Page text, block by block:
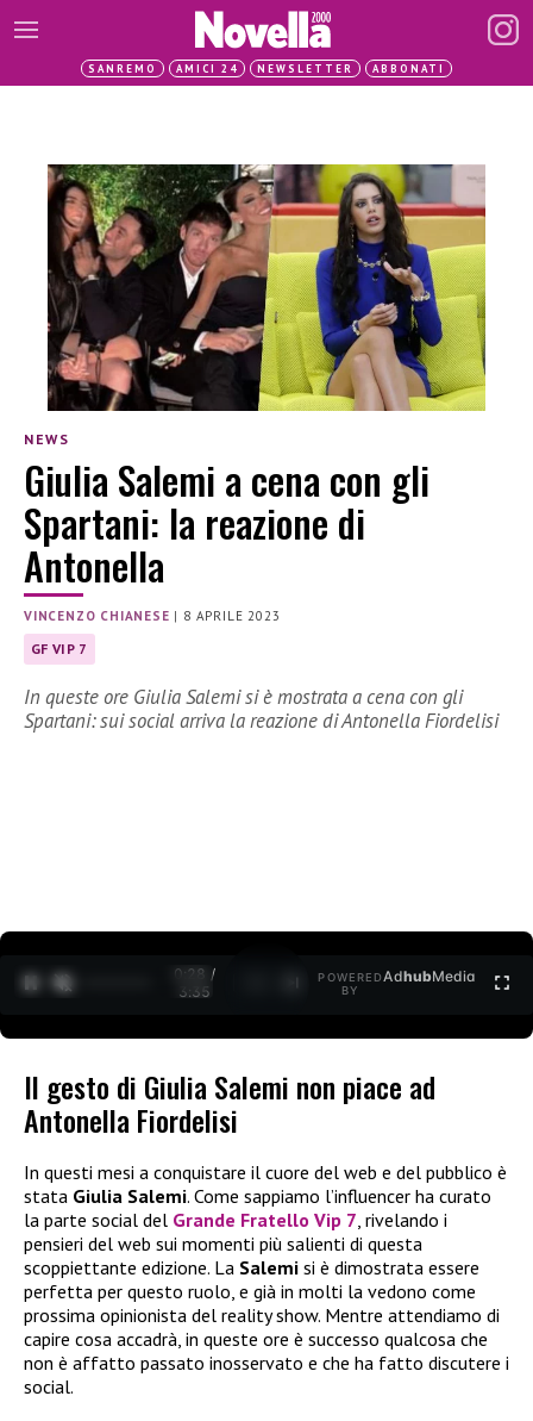
SANREMO AMICI 24 NEWSLETTER ABBONATI
NEWS
Giulia Salemi a cena con gli
Spartani: la reazione di
Antonella
VINCENZO CHIANESE | 8 APRILE 2023
GF VIP 7
In queste ore Giulia Salemi si è mostrata a cena con gli
Spartani: sui social arriva la reazione di Antonella Fiordelisi
0:30 /
3:35
POWERED
BY
AdhubMedia
Il gesto di Giulia Salemi non piace ad
Antonella Fiordelisi
In questi mesi a conquistare il cuore del web e del pubblico è
stata Giulia Salemi. Come sappiamo l’influencer ha curato
la parte social del Grande Fratello Vip 7, rivelando i
pensieri del web sui momenti più salienti di questa
scoppiettante edizione. La Salemi si è dimostrata essere
perfetta per questo ruolo, e già in molti la vedono come
prossima opinionista del reality show. Mentre attendiamo di
capire cosa accadrà, in queste ore è successo qualcosa che
non è affatto passato inosservato e che ha fatto discutere i
social.